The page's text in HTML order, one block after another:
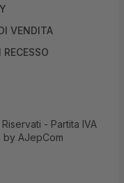
VENDITA
- Partita IVA
by AJepCom